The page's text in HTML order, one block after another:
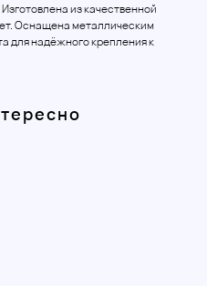
из качественной
Оснащена металлическим
для надёжного крепления к